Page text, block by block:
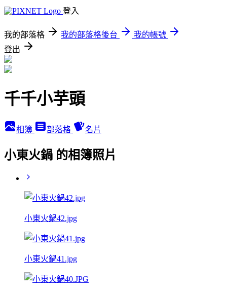
登入
我的部落格 我的部落格後台
我的帳號
登出
千千小芋頭
相簿 部落格 名片
小東火鍋 的相簿照片
小東火鍋42.jpg
小東火鍋41.jpg